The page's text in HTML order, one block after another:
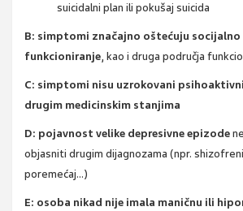
suicidalni plan ili pokušaj suicida
B: simptomi značajno oštećuju socijalno
funkcioniranje, kao i druga područja
C: simptomi nisu uzrokovani
drugim medicinskim stanjima
D: pojavnost velike depresivne epizode
objasniti drugim dijagnozama (npr.
poremećaj...)
E: osoba nikad nije imala maničnu ili